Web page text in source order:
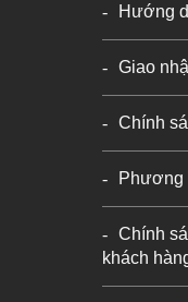
Hướng
Giao
Chính
Phương
Chính
khách